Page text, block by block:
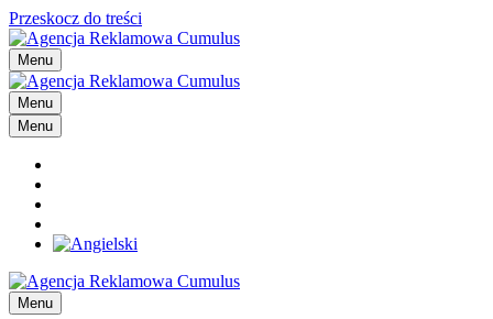
Przeskocz do treści
Menu
Menu
Menu
Menu